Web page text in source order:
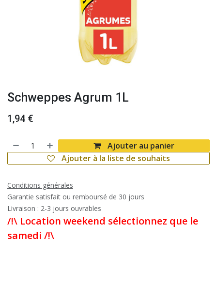
Schweppes Agrum 1L
1,94 €
Ajouter au panier
Ajouter à la liste de souhaits
Conditions générales
Garantie satisfait ou remboursé de 30 jours
Livraison : 2-3 jours ouvrables
/!\ Location weekend sélectionnez que le
samedi /!\